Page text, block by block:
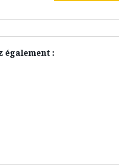
également :